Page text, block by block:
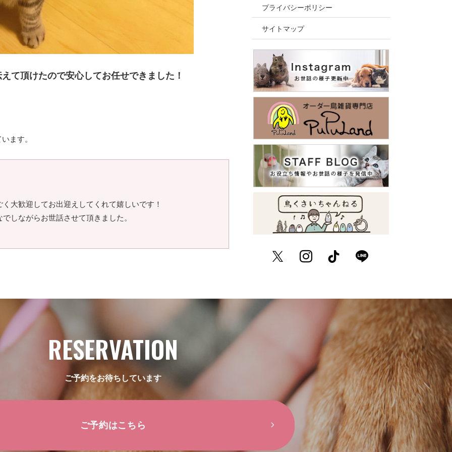
て頂けたので安心してお任せできました！
ます。
大歓迎してお出迎えしてくれて嬉しいです！
しながらお世話させて頂きました。
プライバシーポリシー
サイトマップ
TwitterInstagramTikTok
RESERVATION
ご予約をお待ちしています
ご予約はこちら